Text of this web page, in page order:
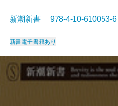
新潮新書 978-4-10-
新書電子書籍あり